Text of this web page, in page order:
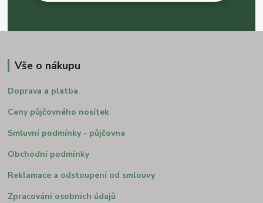
Vše o nákupu
Doprava a platba
Ceny půjčovného nosítek
Smluvní podmínky - půjčovna
Obchodní podmínky
Reklamace a odstoupení od smlouvy
Zpracování osobních údajů